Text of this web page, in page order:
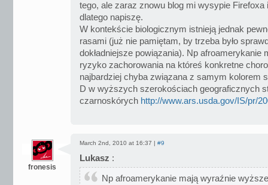
tego, ale zaraz znowu blog mi wysypie Firefoxa
dlatego napiszę.
W kontekście biologicznym istnieją jednak
rasami (już nie pamiętam, by trzeba było
dokładniejsze powiązania). Np afroamerykanie
ryzyko zachorowania na któreś konkretne
najbardziej chyba związana z samym kolorem
D w wyższych szerokościach geograficznych
czarnoskórych http://www.ars.usda.gov/IS/pr/
fronesis
March 2nd, 2010 at 16:37 | #9
Lukasz :
Np afroamerykanie mają wyraźnie